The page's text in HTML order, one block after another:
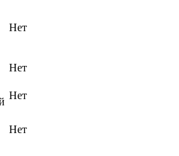
Нет
Нет
Нет
Нет